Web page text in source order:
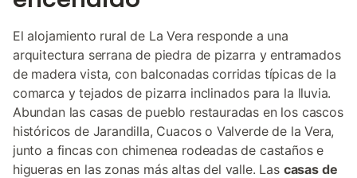
El alojamiento rural de La Vera responde a una
arquitectura serrana de piedra de pizarra y entramados
de madera vista, con balconadas corridas típicas de la
comarca y tejados de pizarra inclinados para la lluvia.
Abundan las casas de pueblo restauradas en los cascos
históricos de Jarandilla, Cuacos o Valverde de la Vera,
junto a fincas con chimenea rodeadas de castaños e
higueras en las zonas más altas del valle. Las casas de